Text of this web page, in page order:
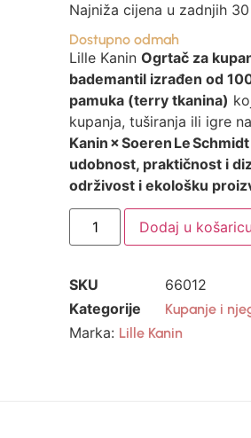
Najniža cijena u zadnjih
Dostupno odmah
Lille Kanin Ogrtač za
bademantil izrađen od
pamuka (terry tkanina)
kupanja, tuširanja ili igre
Kanin × Soeren Le
udobnost, praktičnost i
održivost i ekološku
Dodaj u košaricu
SKU
66012
Kategorije
Kupanje i
Marka: Lille Kanin